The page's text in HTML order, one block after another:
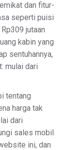
dan fitur-
seperti puisi
jutaan
kabin yang
sentuhannya,
mulai dari
tentang
harga tak
dari
sales mobil
ini, dan